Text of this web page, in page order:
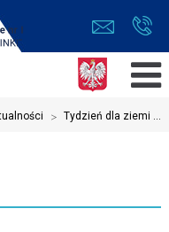
> Tydzień dla ziemi ...